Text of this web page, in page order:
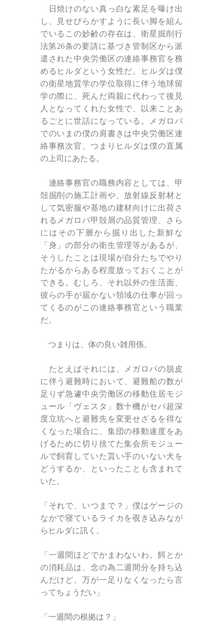
日焼けのない真っ白な素足を曝け出
し、見せびらかすように長い脚を組ん
でいるこの妙齢の存在は、衛星掘削行
法第26条の要請に基づき管制区から派
遣された中央労働区の連絡事務官を務
めるヒルダという女性だ。ヒルダは僕
の衛星地質学の学位取得に伴う地球留
学の際に、死んだ両親に代わって後見
人となってくれた女性で、以来ことあ
るごとに世話になっている。メガロパ
でのいまの僕の肩書きは中央労働区連
絡事務次官、つまりヒルダは僕の直属
の上司にあたる。
連絡事務官の職務内容としては、甲
殻掘削の施工計画や、放射線反射材と
して気密服や基地の建材向けに出荷さ
れるメガロパ甲殻屑の品質管理、さら
にはその下層から掘り出した新鮮な
「身」の部分の衛生管理等があるが、
そうしたことは現場が自分たちでやり
たがるからある程度放っておくことが
できる。むしろ、それ以外の生活面、
彼らの手が届かない領域の仕事が回っ
てくるのがこの連絡事務官という職業
だ。
つまりは、体の良い雑用係。
たとえばそれには、メガロパの脱皮
に伴う避難時において、避難船の数が
足りず急遽中央労働区の移動住居モジ
ュール「ヴェスタ」数十機がセパ超深
度立坑へと避難先を変更せざるを得な
くなった場合に、集団の移動速度をあ
げるために切り捨てた集会所モジュー
ルで飼育していた貰い手のいない犬を
どうするか、といったことも含まれて
いた。
「それで、いつまで？」僕はゲージの
なかで寝ているライカを覗き込みなが
らヒルダに訊く。
「一週間ほどでかまわないわ。餌とか
の消耗品は、念の為二週間分を持ち込
んだけど、万が一足りなくなったら言
ってちょうだい」
「一週間の根拠は？」